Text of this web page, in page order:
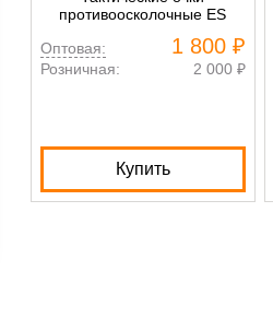
противоосколочные ES
Оптовая:
1 800 ₽
Розничная: 2 000 ₽
Купить